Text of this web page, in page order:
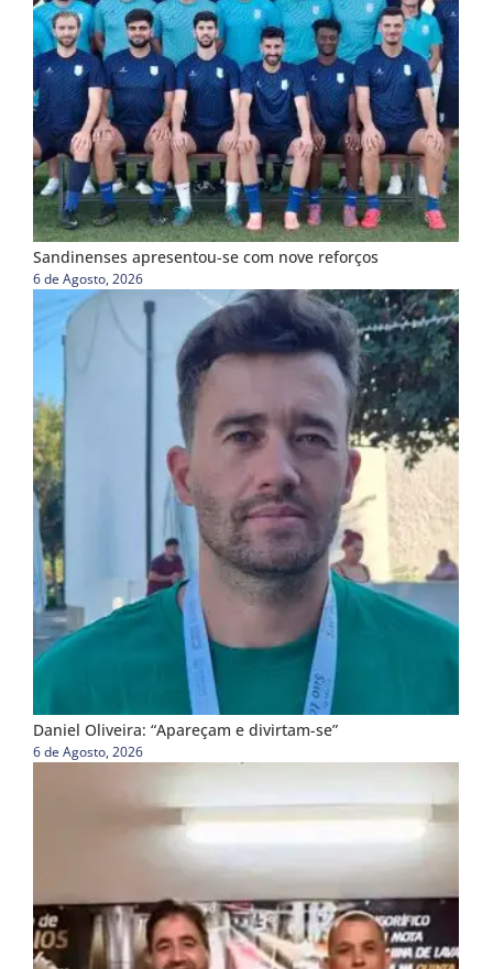
Sandinenses apresentou-se com nove reforços
6 de Agosto, 2026
Daniel Oliveira: “Apareçam e divirtam-se”
6 de Agosto, 2026